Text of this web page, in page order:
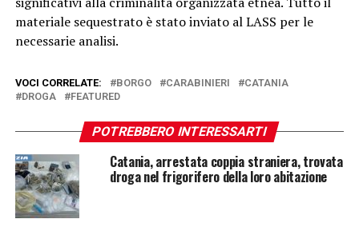
materiale sequestrato è stato inviato al LASS per le
necessarie analisi.
VOCI CORRELATE: BORGO CARABINIERI
CATANIA
DROGA
FEATURED
POTREBBERO INTERESSARTI
Catania, arrestata coppia straniera, trovata
droga nel frigorifero della loro abitazione